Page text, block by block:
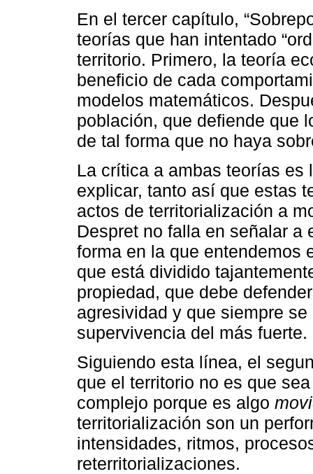
En el tercer capítulo,
teorías que han intentado
territorio. Primero, la teoría
beneficio de cada
modelos matemáticos.
población, que defiende que
de tal forma que no haya
La crítica a ambas teorías es
explicar, tanto así que estas
actos de territorialización a
Despret no falla en señalar a
forma en la que entendemos
que está dividido
propiedad, que debe
agresividad y que siempre
supervivencia del más fuerte.
Siguiendo esta línea, el
que el territorio no es que
complejo porque es algo
territorialización son un
intensidades, ritmos,
reterritorializaciones.